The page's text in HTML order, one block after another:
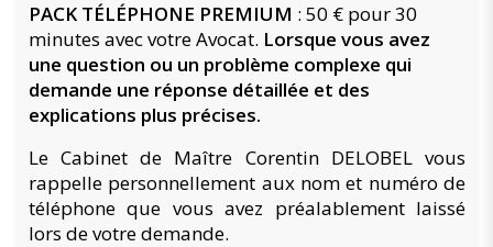
PACK TÉLÉPHONE PREMIUM : 50 € pour 30
minutes avec votre Avocat. Lorsque vous avez
une question ou un problème complexe qui
demande une réponse détaillée et des
explications plus précises.
Le Cabinet de Maître Corentin DELOBEL vous
rappelle personnellement aux nom et numéro de
téléphone que vous avez préalablement laissé
lors de votre demande.